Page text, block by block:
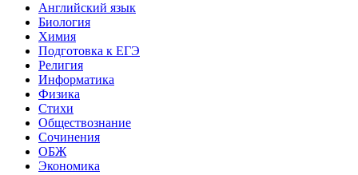
Английский язык
Биология
Химия
Подготовка к ЕГЭ
Религия
Информатика
Физика
Стихи
Обществознание
Сочинения
ОБЖ
Экономика